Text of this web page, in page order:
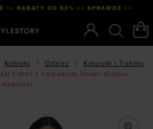
>> RABATY DO 50% >> SPRAWDŹ >>
Kobiety / Odzież /
Koszulki i T-shirty
t-shirt z nadrukiem Under Armour
niebieski